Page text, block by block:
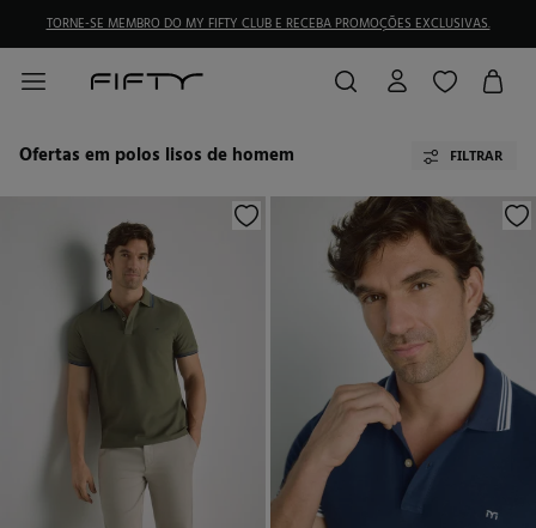
TORNE-SE MEMBRO DO MY FIFTY CLUB E RECEBA PROMOÇÕES EXCLUSIVAS.
Ofertas em polos lisos de homem FILTRAR